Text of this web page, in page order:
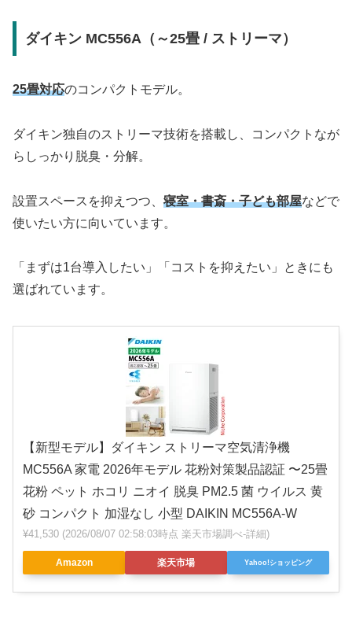
ダイキン MC556A（～25畳 / ストリーマ）
25畳対応のコンパクトモデル。
ダイキン独自のストリーマ技術を搭載し、コンパクトなが
らしっかり脱臭・分解。
設置スペースを抑えつつ、 寝室・書斎・子ども部屋などで
使いたい方に向いています。
「まずは1台導入したい」「コストを抑えたい」ときにも
選ばれています。
【新型モデル】ダイキン ストリーマ空気清浄機
MC556A 家電 2026年モデル 花粉対策製品認証 〜25畳
花粉 ペット ホコリ ニオイ 脱臭 PM2.5 菌 ウイルス 黄
砂 コンパクト 加湿なし 小型 DAIKIN MC556A-W
¥41,530 (2026/08/07 02:58:03時点 楽天市場調べ-詳細)
Amazon 楽天市場 Yahoo!ショッピング